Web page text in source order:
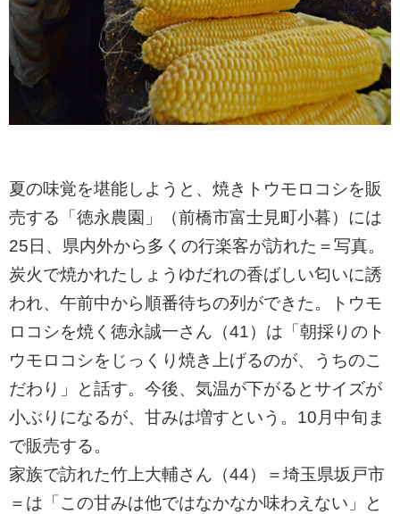
夏の味覚を堪能しようと、焼きトウモロコシを販
売する「徳永農園」（前橋市富士見町小暮）には
25日、県内外から多くの行楽客が訪れた＝写真。
炭火で焼かれたしょうゆだれの香ばしい匂いに誘
われ、午前中から順番待ちの列ができた。トウモ
ロコシを焼く徳永誠一さん（41）は「朝採りのト
ウモロコシをじっくり焼き上げるのが、うちのこ
だわり」と話す。今後、気温が下がるとサイズが
小ぶりになるが、甘みは増すという。10月中旬ま
で販売する。
家族で訪れた竹上大輔さん（44）＝埼玉県坂戸市
＝は「この甘みは他ではなかなか味わえない」と